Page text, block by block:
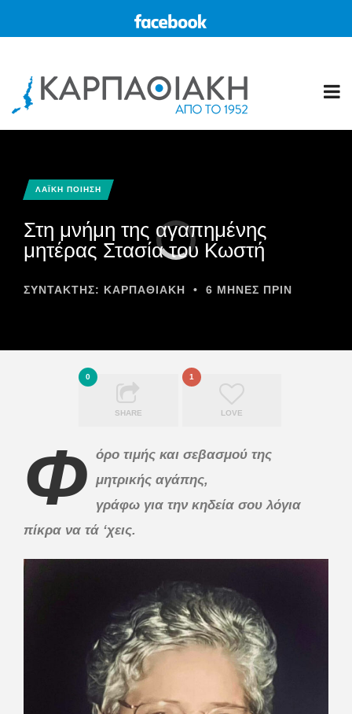
ΛΑΪΚΗ ΠΟΙΗΣΗ
Στη μνήμη της αγαπημένης
μητέρας Στασία του Κωστή
ΣΥΝΤΆΚΤΗΣ: ΚΑΡΠΑΘΙΑΚΗ • 6 ΜΉΝΕΣ ΠΡΙΝ
0
SHARE
1
LOVE
Φ όρο τιμής και σεβασμού της
μητρικής αγάπης,
γράφω για την κηδεία σου λόγια
πίκρα να τά ‘χεις.